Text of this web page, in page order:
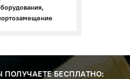
БЕСПЛАТНО: